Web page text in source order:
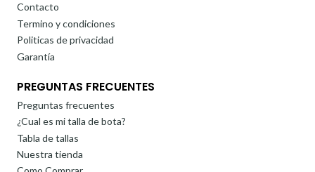
Contacto
Termino y condiciones
Politicas de privacidad
Garantía
PREGUNTAS FRECUENTES
Preguntas frecuentes
¿Cual es mi talla de bota?
Tabla de tallas
Nuestra tienda